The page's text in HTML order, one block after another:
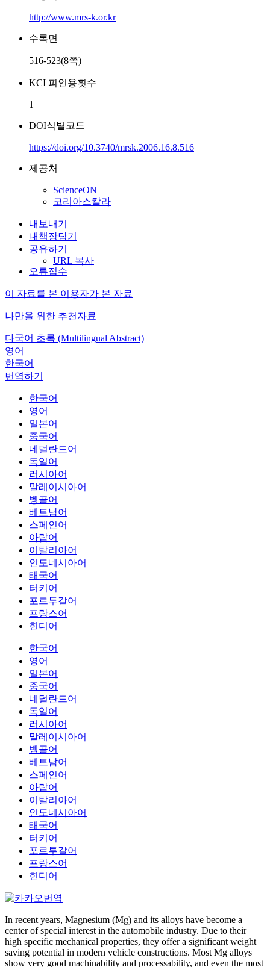
http://www.mrs-k.or.kr
수록면
516-523(8쪽)
KCI 피인용횟수
1
DOI식별코드
https://doi.org/10.3740/mrsk.2006.16.8.516
제공처
ScienceON
코리아스칼라
내보내기
내책장담기
공유하기
URL 복사
오류접수
이 자료를 본 이용자가 본 자료
나만을 위한 추천자료
다국어 초록 (Multilingual Abstract)
영어
한국어
번역하기
한국어
영어
일본어
중국어
네덜란드어
독일어
러시아어
말레이시아어
벵골어
베트남어
스페인어
아랍어
이탈리아어
인도네시아어
태국어
터키어
포르투갈어
프랑스어
힌디어
한국어
영어
일본어
중국어
네덜란드어
독일어
러시아어
말레이시아어
벵골어
베트남어
스페인어
아랍어
이탈리아어
인도네시아어
태국어
터키어
포르투갈어
프랑스어
힌디어
In recent years, Magnesium (Mg) and its alloys have become a
center of special interest in the automobile industry. Due to their
high specific mechanical properties, they offer a significant weight
saving potential in modern vehicle constructions. Most Mg alloys
show very good machinability and processability, and even the most